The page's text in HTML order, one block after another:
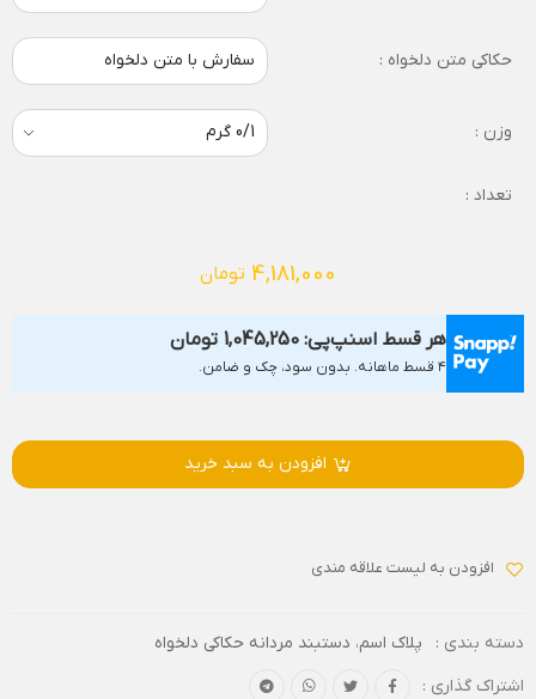
حکاکی متن دلخواه : سفارش با متن دلخواه
وزن :
تعداد :
4,181,000 تومان
هر قسط اسنپ‌پی: 1,045,250 تومان
۴ قسط ماهانه. بدون سود، چک و ضامن.
افزودن به سبد خرید
افزودن به لیست علاقه مندی
دسته بندی : پلاک اسم، دستبند مردانه حکاکی دلخواه
اشتراک گذاری :